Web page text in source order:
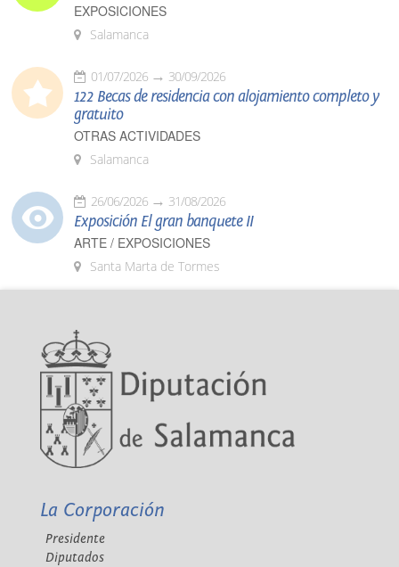
EXPOSICIONES
Salamanca
01/07/2026 30/09/2026
122 Becas de residencia con alojamiento completo y
gratuito
OTRAS ACTIVIDADES
Salamanca
26/06/2026 31/08/2026
Exposición El gran banquete II
ARTE / EXPOSICIONES
Santa Marta de Tormes
La Corporación
Presidente
Diputados